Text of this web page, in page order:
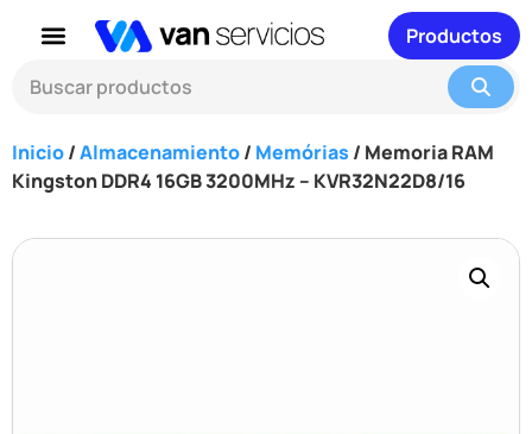
Productos
Inicio/Almacenamiento/ Memórias / Memoria RAM
Kingston DDR4 16GB 3200MHz – KVR32N22D8/16